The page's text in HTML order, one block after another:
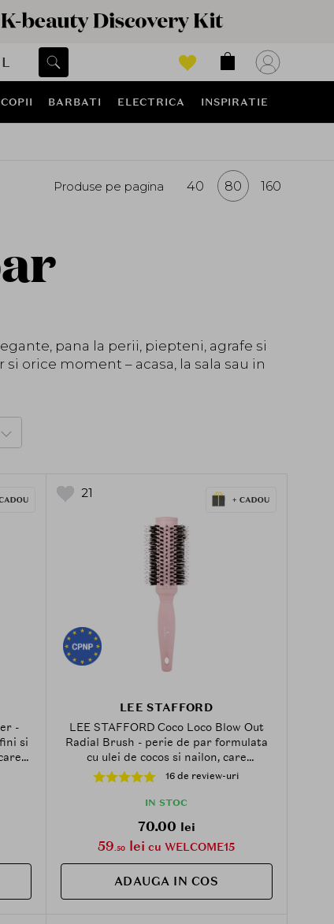
COPII BARBATI ELECTRICA INSPIRATIE
Produse pe pagina 40 80 160
pana la perii, piepteni, agrafe si
orice moment – acasa, la sala sau in
-
si
de
21
LEE STAFFORD
LEE STAFFORD Coco Loco Blow Out
Radial Brush - perie de par formulata
cu ulei de cocos si nailon, care
contribuie la coafarea rapida si la
mentinerea unui finisaj neted fara
electrizare
16 de review-uri
IN STOC
70.00 lei
59.50 lei cu WELCOME15
ADAUGA IN COS